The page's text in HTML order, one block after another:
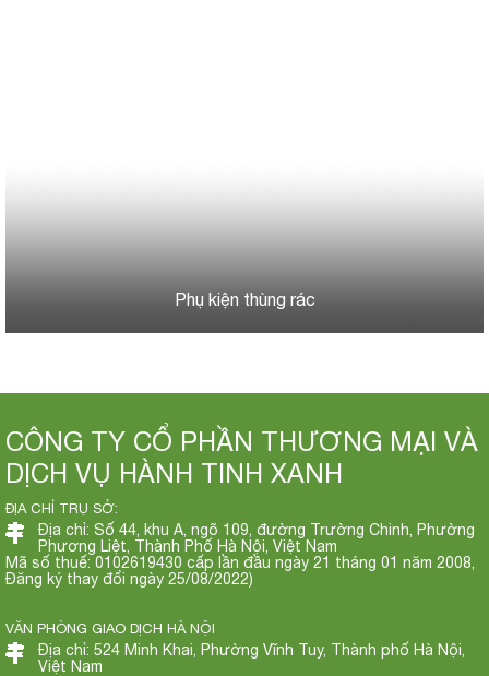
Phụ kiện thùng rác
CÔNG TY CỔ PHẦN THƯƠNG MẠI VÀ
DỊCH VỤ HÀNH TINH XANH
ĐỊA CHỈ TRỤ SỞ:
Địa chỉ: Số 44, khu A, ngõ 109, đường Trường Chinh, Phường
Phương Liệt, Thành Phố Hà Nội, Việt Nam
Mã số thuế: 0102619430 cấp lần đầu ngày 21 tháng 01 năm 2008,
Đăng ký thay đổi ngày 25/08/2022)
VĂN PHÒNG GIAO DỊCH HÀ NỘI
Địa chỉ: 524 Minh Khai, Phường Vĩnh Tuy, Thành phố Hà Nội,
Việt Nam